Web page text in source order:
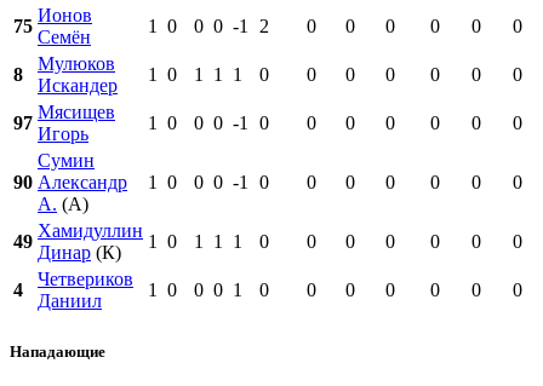
75
Ионов
Семён
1 0 0 0 -1 2 0 0 0 0 0 0
8
Мулюков
Искандер
1 0 1 1 1 0 0 0 0 0 0 0
97
Мясищев
Игорь
1 0 0 0 -1 0 0 0 0 0 0 0
90
Сумин
Александр
А. (А)
1 0 0 0 -1 0 0 0 0 0 0 0
49
Хамидуллин
Динар (К)
1 0 1 1 1 0 0 0 0 0 0 0
4
Четвериков
Даниил
1 0 0 0 1 0 0 0 0 0 0 0
Нападающие